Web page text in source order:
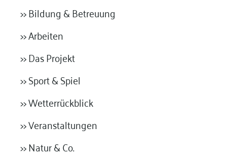
>> Bildung & Betreuung
>> Arbeiten
>> Das Projekt
>> Sport & Spiel
>> Wetterrückblick
>> Veranstaltungen
>> Natur & Co.